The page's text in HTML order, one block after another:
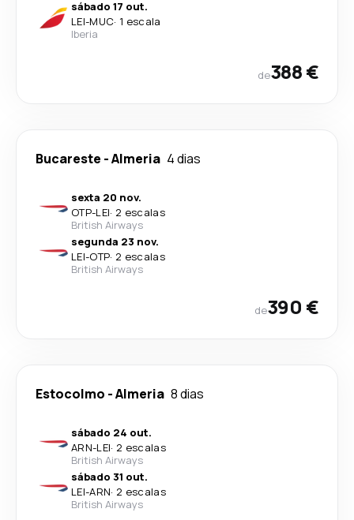
sábado 17 out.
LEI-MUC· 1 escala
Iberia
de388 €
Bucareste -Almeria 4 dias
sexta 20 nov.
OTP-LEI· 2 escalas
British Airways
segunda 23 nov.
LEI-OTP· 2 escalas
British Airways
de390 €
Estocolmo -Almeria 8 dias
sábado 24 out.
ARN-LEI· 2 escalas
British Airways
sábado 31 out.
LEI-ARN· 2 escalas
British Airways